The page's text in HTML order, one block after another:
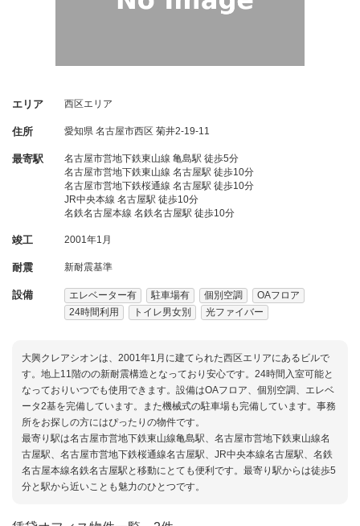
エリア 西区エリア
住所 愛知県 名古屋市西区 菊井2-19-11
最寄駅
名古屋市営地下鉄東山線 亀島駅 徒歩5分
名古屋市営地下鉄東山線 名古屋駅 徒歩10分
名古屋市営地下鉄桜通線 名古屋駅 徒歩10分
JR中央本線 名古屋駅 徒歩10分
名鉄名古屋本線 名鉄名古屋駅 徒歩10分
竣工 2001年1月
耐震 新耐震基準
設備 エレベーター有 駐車場有 個別空調
OAフロア
24時間利用
トイレ男女別 光ファイバー
大興クレアシオンは、2001年1月に建てられた西区エリアにあるビルで
す。地上11階のの新耐震構造となっており安心です。24時間入室可能と
なっておりいつでも使用できます。設備はOAフロア、個別空調、エレベ
ータ2基を完備しています。また機械式の駐車場も完備しています。事務
所をお探しの方にはぴったりの物件です。
最寄り駅は名古屋市営地下鉄東山線亀島駅、名古屋市営地下鉄東山線名
古屋駅、名古屋市営地下鉄桜通線名古屋駅、JR中央本線名古屋駅、名鉄
名古屋本線名鉄名古屋駅と移動にとても便利です。最寄り駅からは徒歩5
分と駅から近いことも魅力のひとつです。